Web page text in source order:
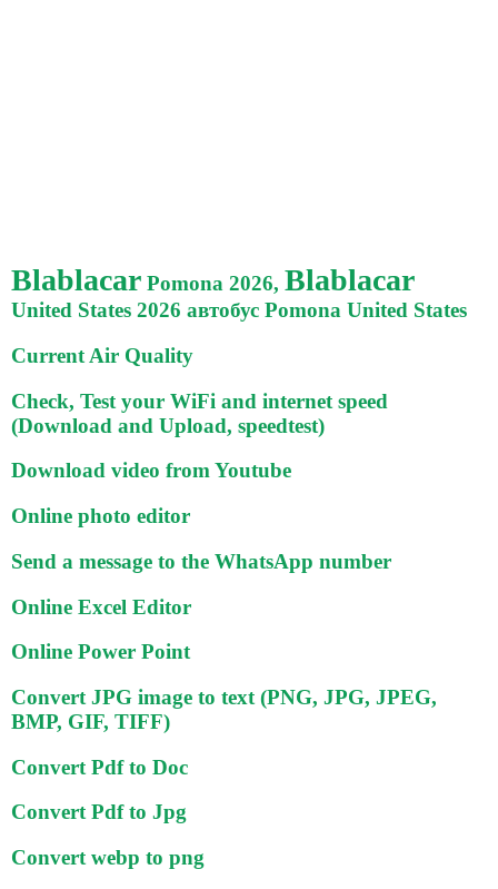
Blablacar Pomona 2026, Blablacar
United States 2026 автобус Pomona United States
Current Air Quality
Check, Test your WiFi and internet speed
(Download and Upload, speedtest)
Download video from Youtube
Online photo editor
Send a message to the WhatsApp number
Online Excel Editor
Online Power Point
Convert JPG image to text (PNG, JPG, JPEG,
BMP, GIF, TIFF)
Convert Pdf to Doc
Convert Pdf to Jpg
Convert webp to png